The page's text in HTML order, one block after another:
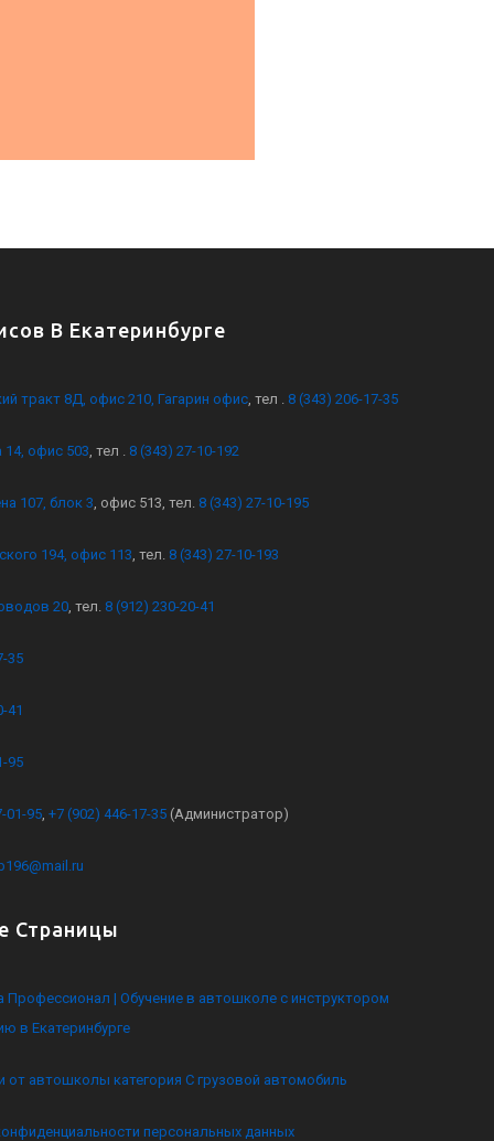
В Екатеринбурге
тракт 8Д, офис 210, Гагарин офис, тел . 8 (343) 206-17-35
14, офис 503, тел . 8 (343) 27-10-192
107, блок 3, офис 513, тел. 8 (343) 27-10-195
194, офис 113, тел. 8 (343) 27-10-193
20, тел. 8 (912) 230-20-41
35
41
95
01-95, +7 (902) 446-17-35 (Администратор)
Страницы
| Обучение в автошколе с инструктором
в Екатеринбурге
от автошколы категория C грузовой автомобиль
персональных данных